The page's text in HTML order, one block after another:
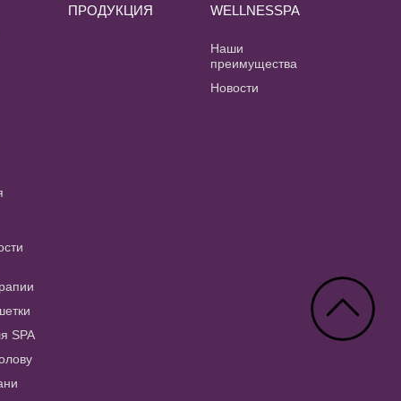
SPA
ПРОДУКЦИЯ
WELLNESSPA
Наши
преимущества
Новости